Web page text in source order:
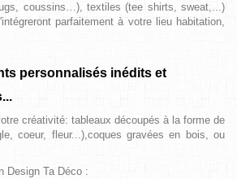
coussins…), textiles (tee shirts, sweat,...)
parfaitement à votre lieu habitation,
personnalisés inédits et
créativité: tableaux découpés à la forme de
coeur, fleur...),coques gravées en bois, ou
Design Ta Déco :